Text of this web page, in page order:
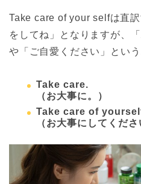
Take care of your selfは直
をしてね」となりますが、
や「ご自愛ください」とい
Take care.
（お大事に。）
Take care of
（お大事にしてくださ